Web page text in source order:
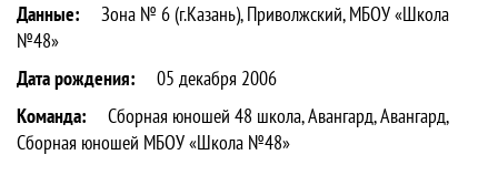
Данные:
Зона № 6 (г.Казань), Приволжский, МБОУ «Школа
№48»
Дата рождения:
05 декабря 2006
Команда:
Сборная юношей 48 школа, Авангард, Авангард,
Сборная юношей МБОУ «Школа №48»